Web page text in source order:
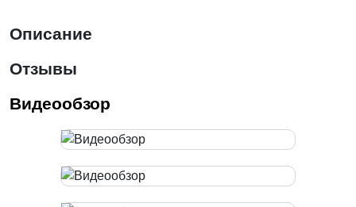
Описание
Отзывы
Видеообзор